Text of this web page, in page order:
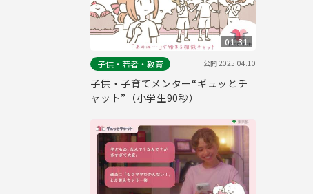
01:31
子供・若者・教育
公開2025.04.10
子供・子育てメンター“ギュッとチ
ャット”（小学生90秒）